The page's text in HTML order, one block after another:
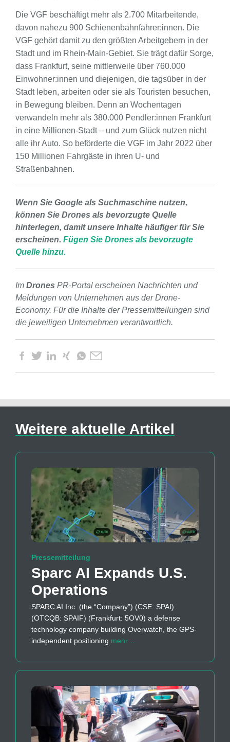
Die VGF beschäftigt mehr als 2.700 Mitarbeitende,
davon nahezu 900 Schienenbahnfahrer:innen. Die
VGF gehört damit zu den größten Arbeitgebern in der
Stadt und im Rhein-Main-Gebiet. Sie trägt dafür Sorge,
dass Frankfurt, seine mittlerweile über 760.000
Einwohner:innen und diejenigen, die tagsüber in der
Stadt leben, arbeiten oder sie als Touristen besuchen,
in Bewegung bleiben. Denn an Wochentagen
verwandeln mehr als 380.000 Pendler:innen Frankfurt
in eine Millionen-Stadt – und zum Glück nutzen nicht
alle ihr Auto. So beförderte die VGF im Jahr 2022 über
150 Millionen Fahrgäste in ihren U- und
Straßenbahnen.
Wenn Sie Google als Suchmaschine nutzen,
können Sie Drones als bevorzugte Quelle
hinterlegen, damit unsere Inhalte häufiger für Sie
erscheinen. Fügen Sie Drones als bevorzugte
Quelle hinzu.
Im Drones PR-Portal erscheinen Nachrichten und
Meldungen von Unternehmen aus der Drone-
Economy. Für die Inhalte der Pressemitteilungen sind
die jeweiligen Unternehmen verantwortlich.
Weitere aktuelle Artikel
Pressemitteilung
Sparc AI Expands U.S.
Operations
SPARC AI Inc. (the “Company”) (CSE: SPAI)
(OTCQB: SPAIF) (Frankfurt: 5OV0) a defense
technology company building Overwatch, the GPS-
independent positioning mehr…